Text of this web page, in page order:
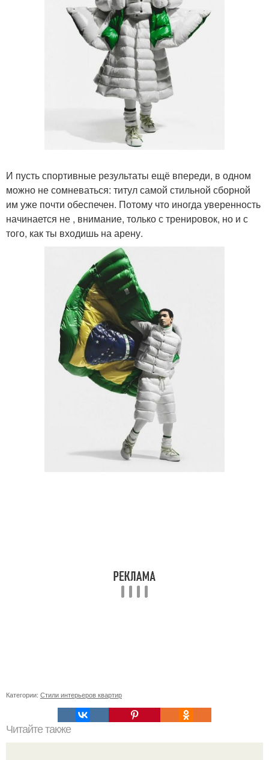
И пусть спортивные результаты ещё впереди, в одном
можно не сомневаться: титул самой стильной сборной
им уже почти обеспечен. Потому что иногда уверенность
начинается не , внимание, только с тренировок, но и с
того, как ты входишь на арену.
Категории: Стили интерьеров квартир
Читайте также